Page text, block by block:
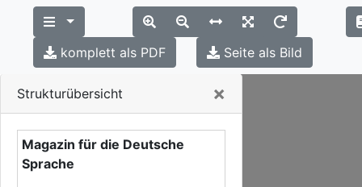
Strukturübersicht ×
Magazin für die Deutsche
Sprache
komplett als PDF Seite als Bild